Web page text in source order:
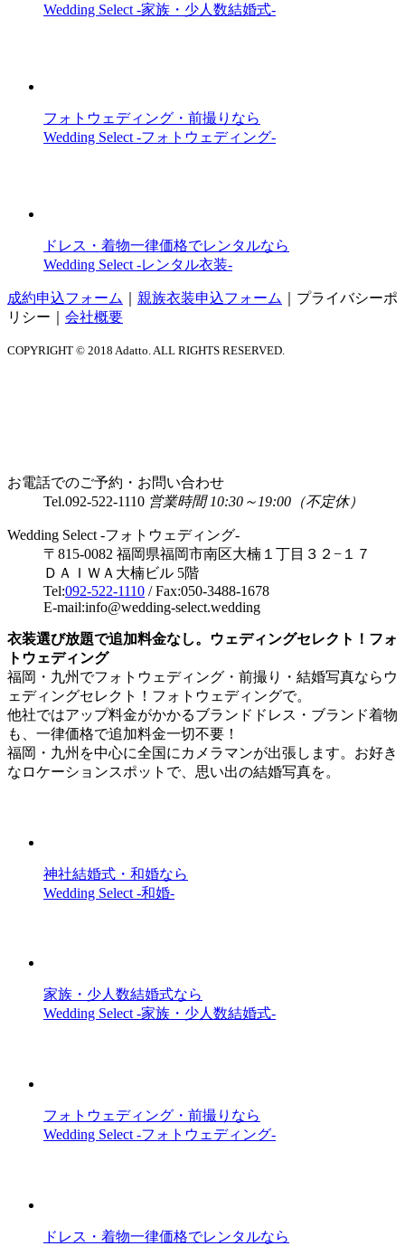
Wedding Select -家族・少人数結婚式-
フォトウェディング・前撮りなら
Wedding Select -フォトウェディング-
ドレス・着物一律価格でレンタルなら
Wedding Select -レンタル衣装-
成約申込フォーム 親族衣装申込フォーム
プライバシーポ
リシー
会社概要
COPYRIGHT © 2018 Adatto. ALL RIGHTS RESERVED.
お電話でのご予約・お問い合わせ
Tel.092-522-1110 営業時間 10:30～19:00（不定休）
Wedding Select -フォトウェディング-
〒815-0082 福岡県福岡市南区大楠１丁目３２−１７
ＤＡＩＷＡ大楠ビル 5階
Tel:092-522-1110 / Fax:050-3488-1678
E-mail:info@wedding-select.wedding
衣装選び放題で追加料金なし。ウェディングセレクト！フォ
トウェディング
福岡・九州でフォトウェディング・前撮り・結婚写真ならウ
ェディングセレクト！フォトウェディングで。
他社ではアップ料金がかかるブランドドレス・ブランド着物
も、一律価格で追加料金一切不要！
福岡・九州を中心に全国にカメラマンが出張します。お好き
なロケーションスポットで、思い出の結婚写真を。
神社結婚式・和婚なら
Wedding Select -和婚-
家族・少人数結婚式なら
Wedding Select -家族・少人数結婚式-
フォトウェディング・前撮りなら
Wedding Select -フォトウェディング-
ドレス・着物一律価格でレンタルなら